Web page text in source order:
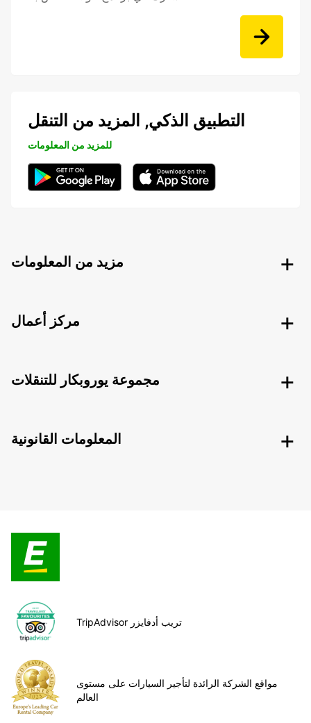
التطبيق الذكي, المزيد من التنقل
للمزيد من المعلومات
مزيد من المعلومات
مركز أعمال
مجموعة يوروبكار للتنقلات
المعلومات القانونية
TripAdvisor تريب أدفايزر
مواقع الشركة الرائدة لتأجير السيارات على مستوى
العالم